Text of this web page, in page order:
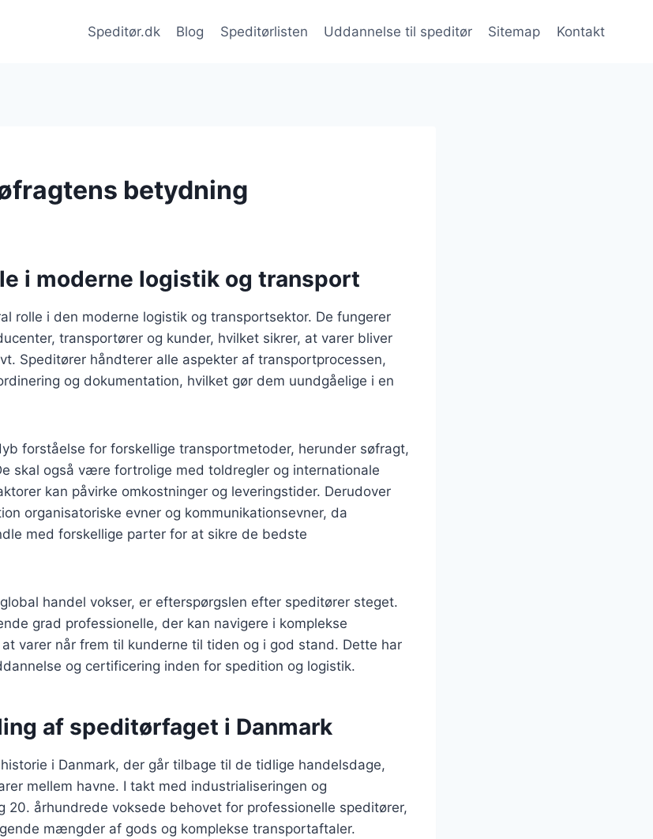
Speditør.dk Blog Speditørlisten Uddannelse til speditør Sitemap Kontakt
betydning
i moderne logistik og transport
rolle i den moderne logistik og transportsektor. De fungerer
transportører og kunder, hvilket sikrer, at varer bliver
Speditører håndterer alle aspekter af transportprocessen,
og dokumentation, hvilket gør dem uundgåelige i en
forståelse for forskellige transportmetoder, herunder søfragt,
skal også være fortrolige med toldregler og internationale
kan påvirke omkostninger og leveringstider. Derudover
organisatoriske evner og kommunikationsevner, da
med forskellige parter for at sikre de bedste
handel vokser, er efterspørgslen efter speditører steget.
grad professionelle, der kan navigere i komplekse
varer når frem til kunderne til tiden og i god stand. Dette har
og certificering inden for spedition og logistik.
af speditørfaget i Danmark
i Danmark, der går tilbage til de tidlige handelsdage,
mellem havne. I takt med industrialiseringen og
20. århundrede voksede behovet for professionelle speditører,
mængder af gods og komplekse transportaftaler.